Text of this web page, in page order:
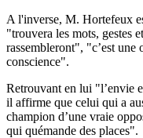
A l'inverse, M. Hortefeux
"trouvera les mots, gestes
rassembleront", "c’est
conscience".
Retrouvant en lui "l’envie
il affirme que celui qui a
champion d’une vraie
qui quémande des places".